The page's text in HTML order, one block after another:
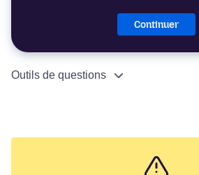
Continuer
Outils de questions